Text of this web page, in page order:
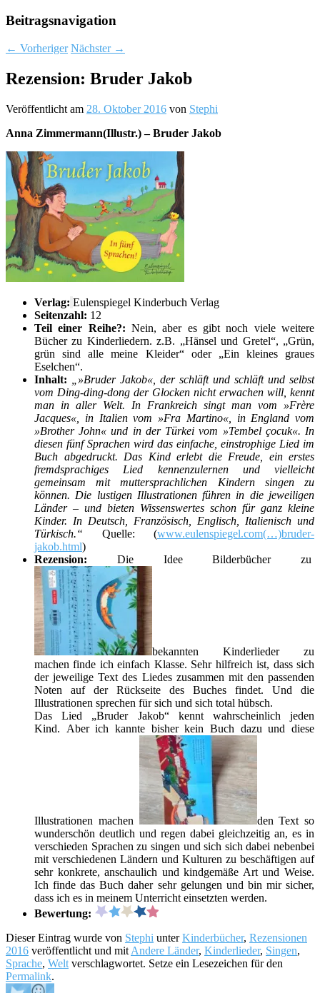
Beitragsnavigation
← Vorheriger Nächster →
Rezension: Bruder Jakob
Veröffentlicht am 28. Oktober 2016 von Stephi
Anna Zimmermann(Illustr.) – Bruder Jakob
Verlag: Eulenspiegel Kinderbuch Verlag
Seitenzahl: 12
Teil einer Reihe?: Nein, aber es gibt noch viele weitere
Bücher zu Kinderliedern. z.B. „Hänsel und Gretel“, „Grün,
grün sind alle meine Kleider“ oder „Ein kleines graues
Eselchen“.
Inhalt:
„»Bruder Jakob«, der schläft und schläft und selbst
vom Ding-ding-dong der Glocken nicht erwachen will, kennt
man in aller Welt. In Frankreich singt man vom »Frère
Jacques«, in Italien vom »Fra Martino«, in England vom
»Brother John« und in der Türkei vom »Tembel çocuk«. In
diesen fünf Sprachen wird das einfache, einstrophige Lied im
Buch abgedruckt. Das Kind erlebt die Freude, ein erstes
fremdsprachiges Lied kennenzulernen und vielleicht
gemeinsam mit muttersprachlichen Kindern singen zu
können. Die lustigen Illustrationen führen in die jeweiligen
Länder – und bieten Wissenswertes schon für ganz kleine
Kinder. In Deutsch, Französisch, Englisch, Italienisch und
Türkisch.“ Quelle: (www.eulenspiegel.com(…)bruder-
jakob.html)
Rezension: Die Idee Bilderbücher zu
bekannten Kinderlieder zu
machen finde ich einfach Klasse. Sehr hilfreich ist, dass sich
der jeweilige Text des Liedes zusammen mit den passenden
Noten auf der Rückseite des Buches findet. Und die
Illustrationen sprechen für sich und sich total hübsch.
Das Lied „Bruder Jakob“ kennt wahrscheinlich jeden
Kind. Aber ich kannte bisher kein Buch dazu und diese
Illustrationen machen
den Text so
wunderschön deutlich und regen dabei gleichzeitig an, es in
verschieden Sprachen zu singen und sich sich dabei nebenbei
mit verschiedenen Ländern und Kulturen zu beschäftigen auf
sehr konkrete, anschaulich und kindgemäße Art und Weise.
Ich finde das Buch daher sehr gelungen und bin mir sicher,
dass ich es in meinem Unterricht einsetzten werden.
Bewertung:
Dieser Eintrag wurde von Stephi unterKinderbücher, Rezensionen
2016 veröffentlicht und mit Andere Länder, Kinderlieder, Singen,
Sprache, Welt verschlagwortet. Setze ein Lesezeichen für den
Permalink.